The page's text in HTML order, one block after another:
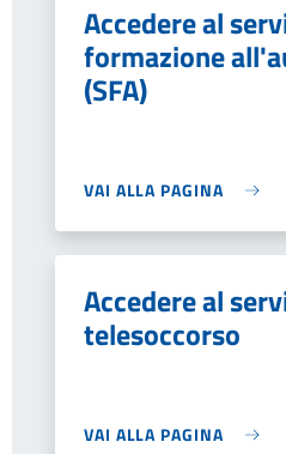
Accedere al
formazione
(SFA)
VAI ALLA PAGINA
Accedere al
telesoccorso
VAI ALLA PAGINA